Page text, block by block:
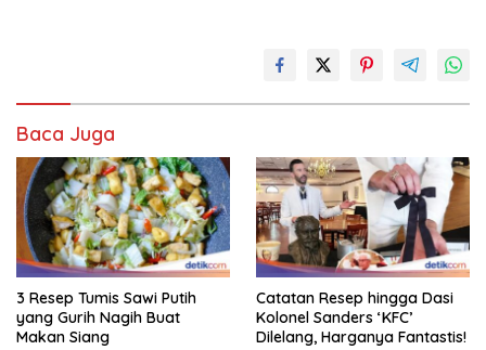
Baca Juga
3 Resep Tumis Sawi Putih
yang Gurih Nagih Buat
Makan Siang
Catatan Resep hingga Dasi
Kolonel Sanders ‘KFC’
Dilelang, Harganya Fantastis!